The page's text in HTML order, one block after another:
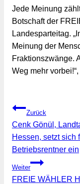
Jede Meinung
Botschaft der
Landesparteitag.
Meinung der
Fraktionszwänge.
Weg mehr
Zurück
Cenk Gönül,
Hessen, setzt sich
Betriebsrentner ein
Weiter
FREIE WÄHLER